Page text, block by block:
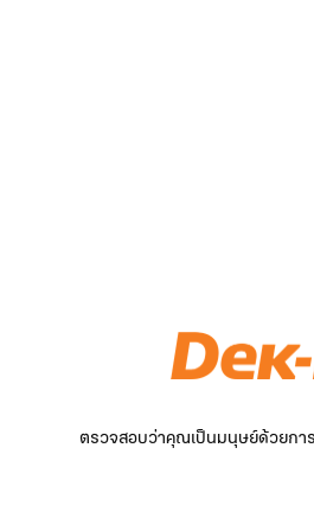
ตรวจสอบว่าคุณเป็นมนุษย์ด้วยการ